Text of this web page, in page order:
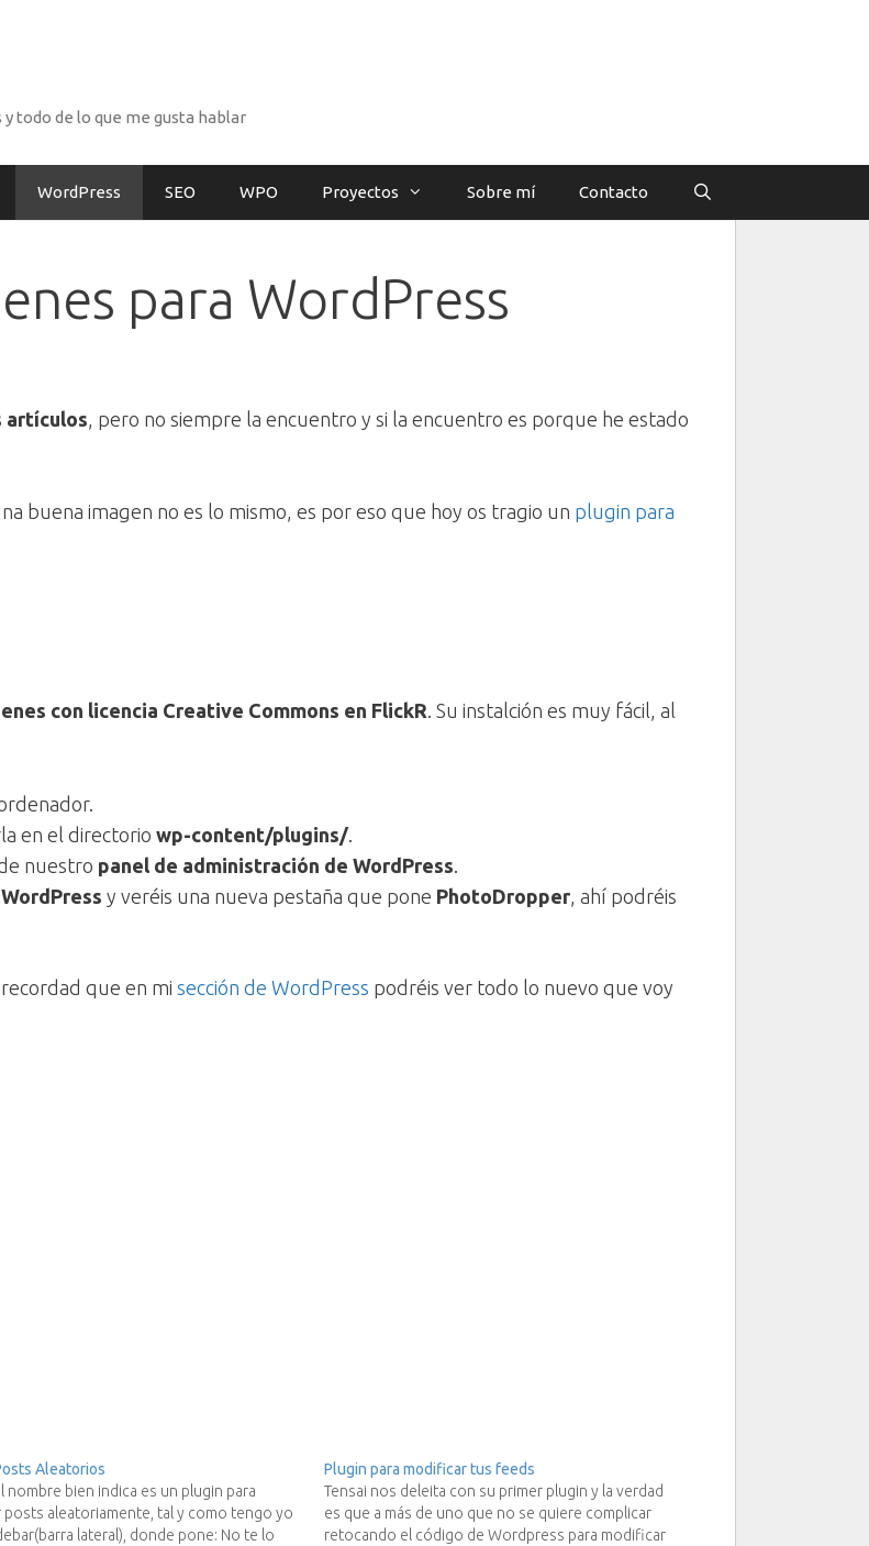
y todo de lo que me gusta hablar
WordPress SEO WPO Proyectos Sobre mí Contacto
para WordPress
artículos , pero no siempre la encuentro y si la encuentro es porque he estado
buena imagen no es lo mismo, es por eso que hoy os tragio un plugin para
con licencia Creative Commons en FlickR. Su instalción es muy fácil, al
en el directorio wp-content/plugins/.
nuestro panel de administración de WordPress
y veréis una nueva pestaña que pone PhotoDropper , ahí podréis
que en mi sección de WordPress podréis ver todo lo nuevo que voy
Aleatorios
nombre bien indica es un plugin para
posts aleatoriamente, tal y como tengo yo
lateral), donde pone: No te lo
Plugin para modificar tus feeds
Tensai nos deleita con su primer plugin y la verdad
es que a más de uno que no se quiere complicar
retocando el código de Wordpress para modificar